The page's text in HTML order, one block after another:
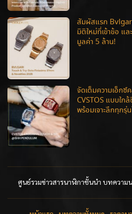
สัมผัสแรก
มิติใหม่ที่เข้าข้อ แ
มูลค่า 5 ล้าน!
จัดเต็มความเอ็กซ์
CVSTOS แบบใก
พร้อมเจาะลึกทุกรุ่
ศูนย์รวมข่าวสารนาฬิกาชั้นนำ บทความ